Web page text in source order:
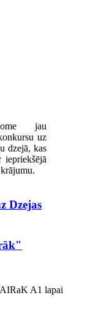
jau
uz
dzejā, kas
iepriekšējā
Dzejas